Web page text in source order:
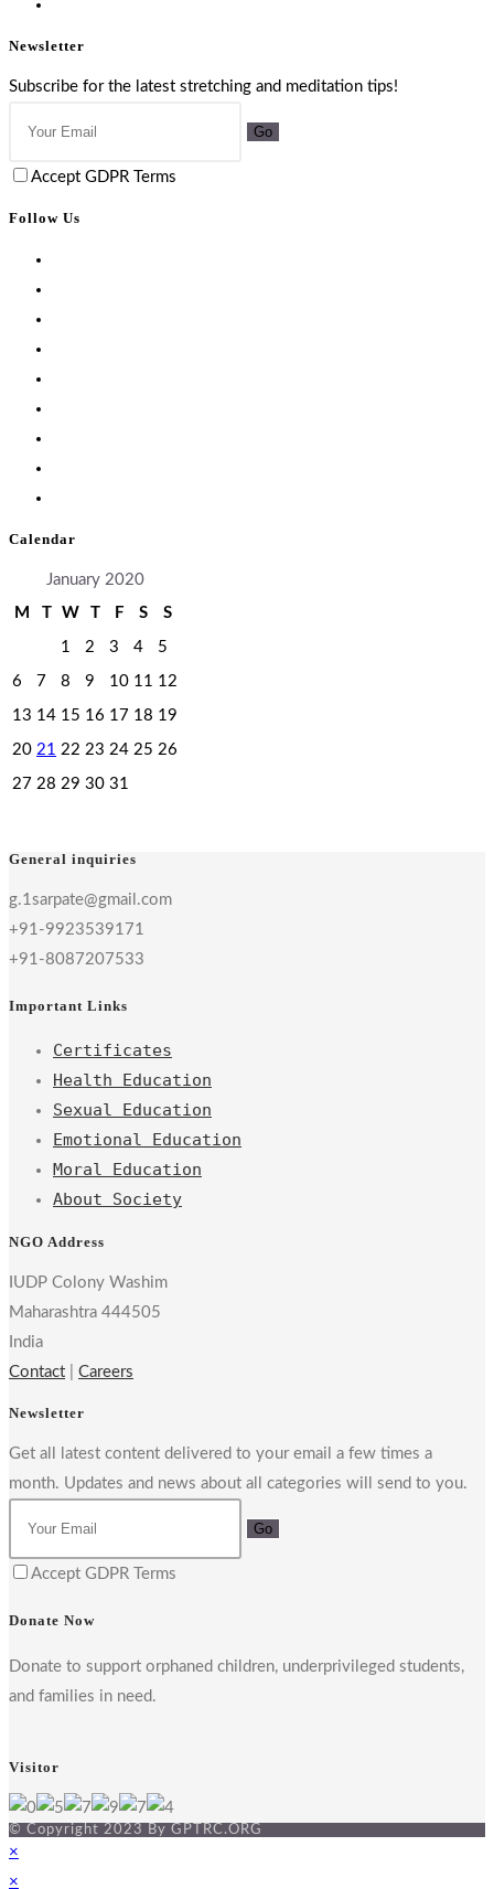
Newsletter
Subscribe for the latest stretching and meditation tips!
Go
Accept GDPR Terms
Follow Us
Calendar
January 2020
M
T W T F S S
1 2 3 4 5
6 7 8 9 10 11 12
13 14 15 16 17 18 19
20 21 22 23 24 25 26
27 28 29 30 31
General inquiries
g.1sarpate@gmail.com
+91-9923539171
+91-8087207533
Important Links
Certificates
Health Education
Sexual Education
Emotional Education
Moral Education
About Society
NGO Address
IUDP Colony Washim
Maharashtra 444505
India
Contact
Careers
Newsletter
Get all latest content delivered to your email a few times a
month. Updates and news about all categories will send to you.
Go
Accept GDPR Terms
Donate Now
Donate to support orphaned children, underprivileged students,
and families in need.
Visitor
© Copyright 2023 By GPTRC.ORG
×
×